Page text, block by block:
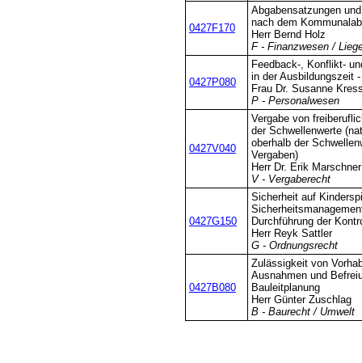
0427F170
Abgabensatzungen
nach dem
Herr Bernd Holz
F - Finanzwesen /
0427P080
Feedback-, Konflikt-
in der Ausbildungszeit
Frau Dr. Susanne
P - Personalwesen
0427V040
Vergabe von
der Schwellenwerte
oberhalb der
Vergaben)
Herr Dr. Erik Marschner
V - Vergaberecht
0427G150
Sicherheit auf
Durchführung der
Herr Reyk Sattler
G - Ordnungsrecht
0427B080
Zulässigkeit von
Ausnahmen und
Bauleitplanung
Herr Günter Zuschlag
B - Baurecht / Umwelt